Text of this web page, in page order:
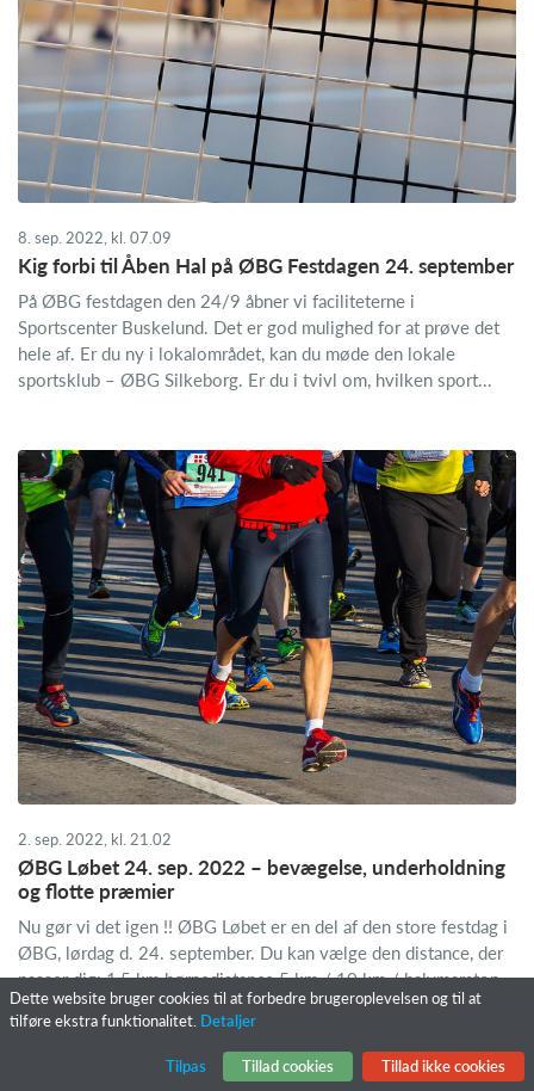
8. sep. 2022, kl. 07.09
Kig forbi til Åben Hal på ØBG Festdagen 24. september
På ØBG festdagen den 24/9 åbner vi faciliteterne i
Sportscenter Buskelund. Det er god mulighed for at prøve det
hele af. Er du ny i lokalområdet, kan du møde den lokale
sportsklub – ØBG Silkeborg. Er du i tvivl om, hvilken sport...
2. sep. 2022, kl. 21.02
ØBG Løbet 24. sep. 2022 – bevægelse, underholdning
og flotte præmier
Nu gør vi det igen !! ØBG Løbet er en del af den store festdag i
ØBG, lørdag d. 24. september. Du kan vælge den distance, der
passer dig: 1,5 km børnedistance 5 km / 10 km / halvmaraton
Vi starter lørdag formiddag kl. 9....
Dette website bruger cookies til at forbedre brugeroplevelsen og til at
tilføre ekstra funktionalitet. Detaljer
Tillad ikke cookies
Tillad cookies
Tilpas